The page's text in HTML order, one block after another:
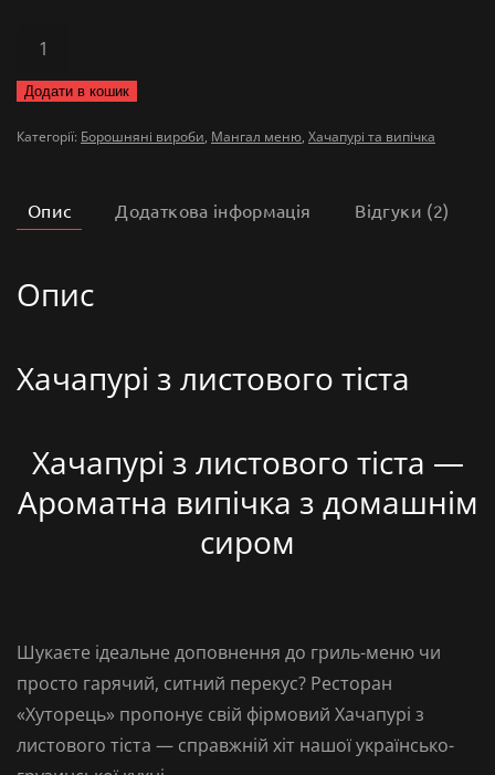
Хачапурі
листового
тіста
Додати в кошик
Категорії: Борошняні вироби, Мангал меню, Хачапурі та випічка
Опис Додаткова інформація Відгуки (2)
Опис
Хачапурі з листового тіста
Хачапурі з листового тіста —
Ароматна випічка з домашнім
сиром
Шукаєте ідеальне доповнення до гриль-меню чи
просто гарячий, ситний перекус? Ресторан
«Хуторець» пропонує свій фірмовий Хачапурі з
листового тіста — справжній хіт нашої українсько-